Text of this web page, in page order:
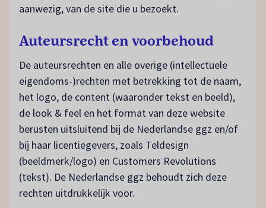
aanwezig, van de site die u bezoekt.
Auteursrecht en voorbehoud
De auteursrechten en alle overige (intellectuele
eigendoms-)rechten met betrekking tot de naam,
het logo, de content (waaronder tekst en beeld),
de look & feel en het format van deze website
berusten uitsluitend bij de Nederlandse ggz en/of
bij haar licentiegevers, zoals Teldesign
(beeldmerk/logo) en Customers Revolutions
(tekst). De Nederlandse ggz behoudt zich deze
rechten uitdrukkelijk voor.